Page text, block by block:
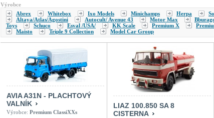
Výrobce
Abrex
Whitebox Ixo Models Minichamps Herpa
Altaya/Atlas/Agostini
Autocult/ Avenue 43 Motor Max
Toys
Schuco Esval /USA/ KK Scale Premium X
Maisto
Triple 9 Collection Model Car Group
AVIA A31N - PLACHTOVÝ
VALNÍK
Výrobce: Premium ClassiXXs
LIAZ 100.850 SA 8
CISTERNA